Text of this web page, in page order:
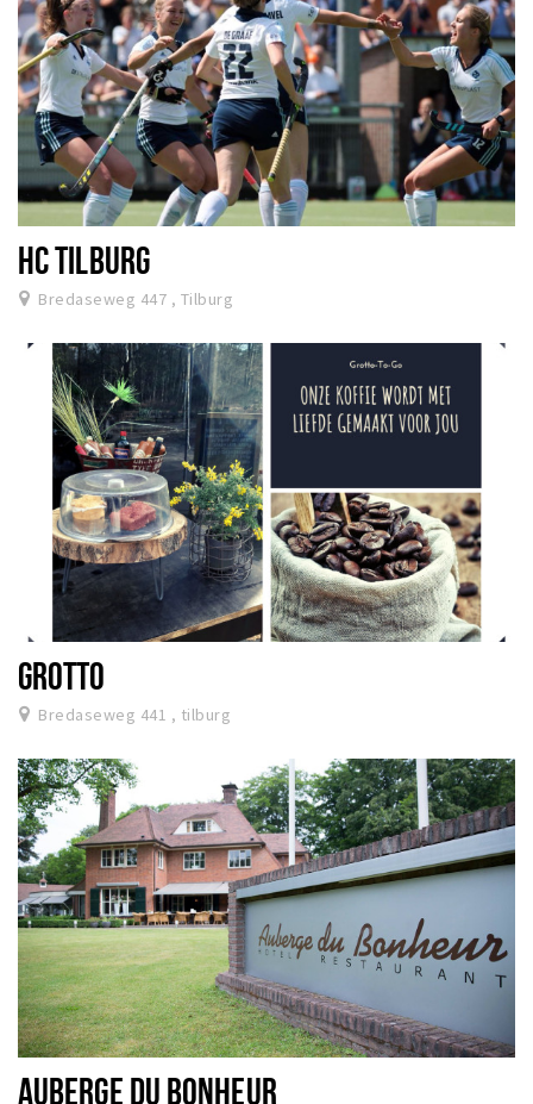
HC TILBURG
Bredaseweg 447 , Tilburg
GROTTO
Bredaseweg 441 , tilburg
AUBERGE DU BONHEUR